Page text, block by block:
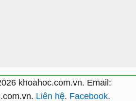
khoahoc.com.vn. Email:
. Liên hệ. Facebook.